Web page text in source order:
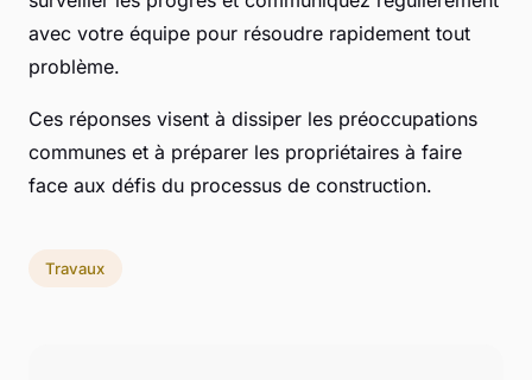
avec votre équipe pour résoudre rapidement tout
problème.
Ces réponses visent à dissiper les préoccupations
communes et à préparer les propriétaires à faire
face aux défis du processus de construction.
Travaux